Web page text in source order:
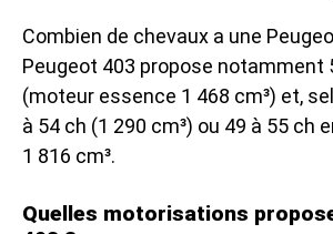
Combien de chevaux a une
Peugeot 403 propose notamment
(moteur essence 1 468 cm³) et,
à 54 ch (1 290 cm³) ou 49 à 55 ch
1 816 cm³.
Quelles motorisations